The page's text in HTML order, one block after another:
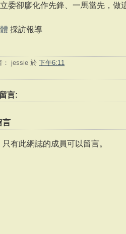
委卻廖化作先鋒、一馬當先，做
採訪報導
： jessie 於 下午6:11
言:
言
有此網誌的成員可以留言。